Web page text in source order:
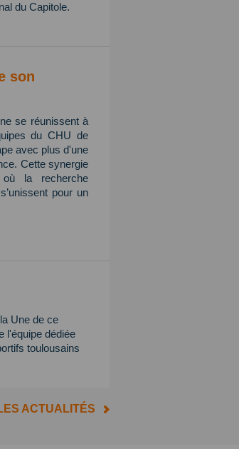
du Capitole.
son
se réunissent à
du CHU de
avec plus d'une
Cette synergie
la recherche
pour un
Une de ce
l'équipe dédiée
toulousains
ACTUALITÉS